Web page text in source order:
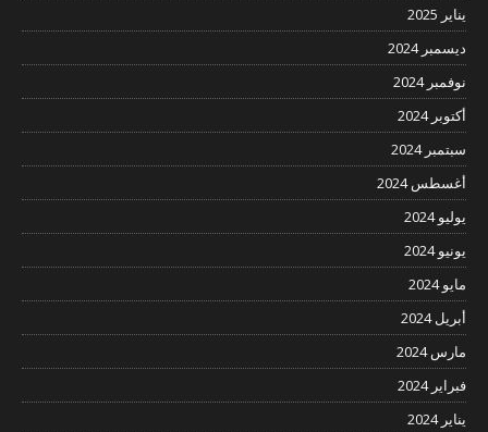
يناير 2025
ديسمبر 2024
نوفمبر 2024
أكتوبر 2024
سبتمبر 2024
أغسطس 2024
يوليو 2024
يونيو 2024
مايو 2024
أبريل 2024
مارس 2024
فبراير 2024
يناير 2024